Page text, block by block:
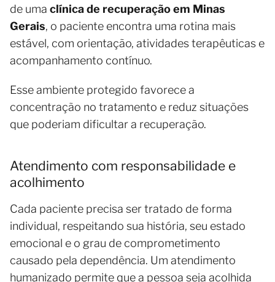
de uma clínica de recuperação em Minas
Gerais, o paciente encontra uma rotina mais
estável, com orientação, atividades terapêuticas e
acompanhamento contínuo.
Esse ambiente protegido favorece a
concentração no tratamento e reduz situações
que poderiam dificultar a recuperação.
Atendimento com responsabilidade e
acolhimento
Cada paciente precisa ser tratado de forma
individual, respeitando sua história, seu estado
emocional e o grau de comprometimento
causado pela dependência. Um atendimento
humanizado permite que a pessoa seja acolhida